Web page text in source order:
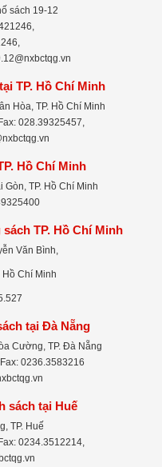
sách 19-12
TP. Hồ Chí Minh
Hòa, TP. Hồ Chí Minh
028.39325457,
Hồ Chí Minh
TP. Hồ Chí Minh
TP. Hồ Chí Minh
Văn Bình,
Chí Minh
tại Đà Nẵng
Cường, TP. Đà Nẵng
0236.3583216
sách tại Huế
TP. Huế
0234.3512214,